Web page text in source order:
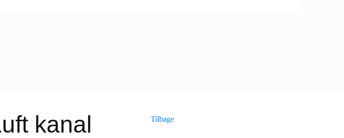
kanal
Tilbage